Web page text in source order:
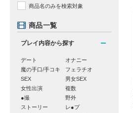
商品名のみを検索対象
商品一覧
プレイ内容から探す
デート
オナニー
魔の手口/手コキ
フェラチオ
SEX
男女SEX
女性出演
複数
●撮
野外
ストーリー
レ●プ